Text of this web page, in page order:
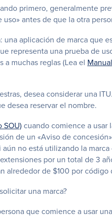
primero, generalmente
antes de que la otra
aplicación de marca que
representa una prueba de
muchas reglas (Lea el
desea considerar una
desea reservar el nombre.
SOU)cuando comience a usar
de un «Aviso de
no está utilizando la
por un total de 3
alrededor de $100 por código
una marca?
que comience a usar